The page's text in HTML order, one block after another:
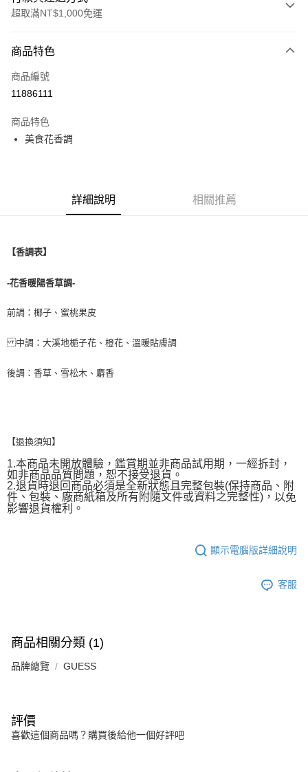
超取滿NT$1,000免運
信用卡一次付款
ATM付款
運送方式
付款後全家取貨
每筆NT$100，滿NT$1,000(含以上)免運費
每筆NT$80，滿NT$1,000(含以上)免運費
每筆NT$80，滿NT$1,000(含以上)免運費
商品特色
商品編號
11886111
商品特色
美食花香調
詳細說明 相關推薦
【香調表】
-花香暖陽香草調-
前調：椰子、蜜桃果皮
中調：大溪地梔子花、橙花、溫暖貼膚調
後調：香草、雪松木、麝香
【退換須知】
1.本商品未開放體驗，鑑賞期並非商品試用期，一經拆封，
如非商品品質問題，恕不接受退貨。
2.退貨時退回商品必須是全新狀態且完整包裝(保持商品、附
件、包裝、廠商紙箱及所有附隨文件或資料之完整性)， 以免
影響退貨權利。
顯示電腦版詳細說明
客服
商品相關分類 (1)
品牌總覽 GUESS
評價
喜歡這個商品嗎？購買後給他一個好評吧